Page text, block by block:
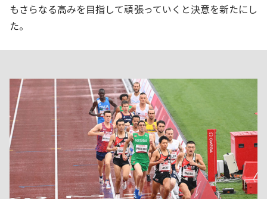
もさらなる高みを目指して頑張っていくと決意を新たにし
た。